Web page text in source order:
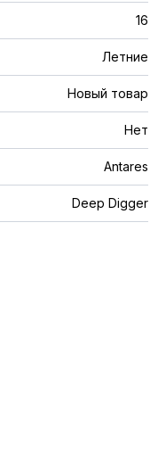
16
Летние
Новый товар
Нет
Antares
Deep Digger